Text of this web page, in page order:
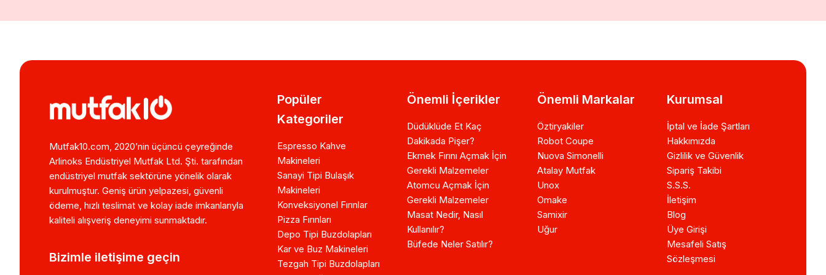
Mutfak10.com, 2020’nin üçüncü çeyreğinde
Arlinoks Endüstriyel Mutfak Ltd. Şti. tarafından
endüstriyel mutfak sektörüne yönelik olarak
kurulmuştur. Geniş ürün yelpazesi, güvenli
ödeme, hızlı teslimat ve kolay iade imkanlarıyla
kaliteli alışveriş deneyimi sunmaktadır.
Bizimle iletişime geçin
Popüler
Kategoriler
Espresso Kahve
Makineleri
Sanayi Tipi Bulaşık
Makineleri
Konveksiyonel Fırınlar
Pizza Fırınları
Depo Tipi Buzdolapları
Kar ve Buz Makineleri
Tezgah Tipi Buzdolapları
Önemli İçerikler
Düdüklüde Et Kaç
Dakikada Pişer?
Ekmek Fırını Açmak İçin
Gerekli Malzemeler
Atomcu Açmak İçin
Gerekli Malzemeler
Masat Nedir, Nasıl
Kullanılır?
Büfede Neler Satılır?
Önemli Markalar
Öztiryakiler
Robot Coupe
Nuova Simonelli
Atalay Mutfak
Unox
Omake
Samixir
Uğur
Kurumsal
İptal ve İade Şartları
Hakkımızda
Gizlilik ve Güvenlik
Sipariş Takibi
S.S.S.
İletişim
Blog
Üye Girişi
Mesafeli Satış
Sözleşmesi